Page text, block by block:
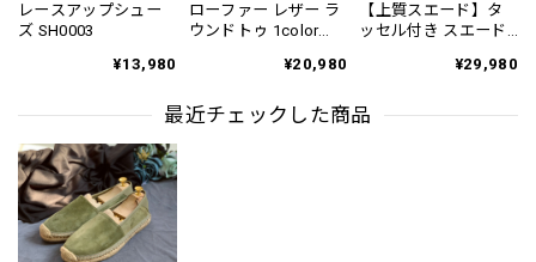
レースアップシュー
ズ SH0003
¥13,980
ローファー レザー ラ
ウンドトゥ 1color
¥20,980
【上質スエード】タ
ッセル付き スエード
¥29,980
最近チェックした商品